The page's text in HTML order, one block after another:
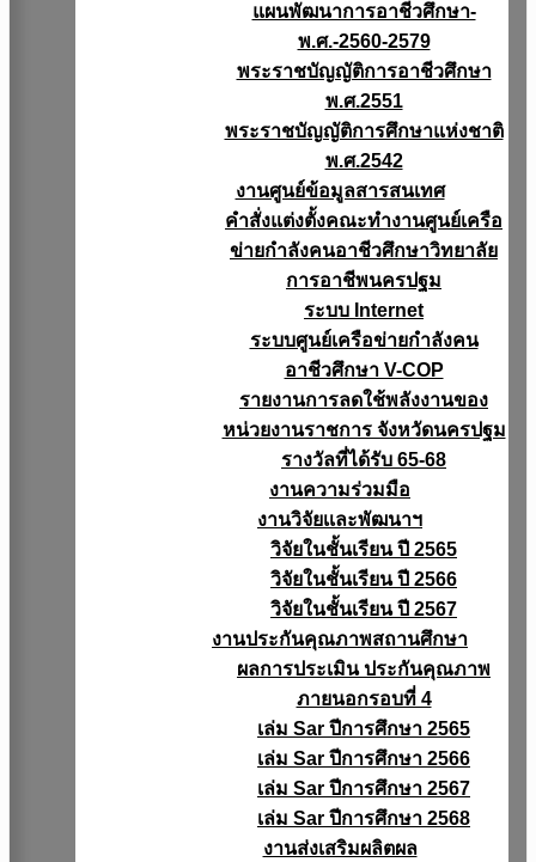
แผนพัฒนาการอาชีวศึกษา-
พ.ศ.-2560-2579
พระราชบัญญัติการอาชีวศึกษา
พ.ศ.2551
พระราชบัญญัติการศึกษาแห่งชาติ
พ.ศ.2542
งานศูนย์ข้อมูลสารสนเทศ
คำสั่งแต่งตั้งคณะทำงานศูนย์เครือ
ข่ายกำลังคนอาชีวศึกษาวิทยาลัย
การอาชีพนครปฐม
ระบบ Internet
ระบบศูนย์เครือข่ายกำลังคน
อาชีวศึกษา V-COP
รายงานการลดใช้พลังงานของ
หน่วยงานราชการ จังหวัดนครปฐม
รางวัลที่ได้รับ 65-68
งานความร่วมมือ
งานวิจัยเเละพัฒนาฯ
วิจัยในชั้นเรียน ปี 2565
วิจัยในชั้นเรียน ปี 2566
วิจัยในชั้นเรียน ปี 2567
งานประกันคุณภาพสถานศึกษา
ผลการประเมิน ประกันคุณภาพ
ภายนอกรอบที่ 4
เล่ม Sar ปีการศึกษา 2565
เล่ม Sar ปีการศึกษา 2566
เล่ม Sar ปีการศึกษา 2567
เล่ม Sar ปีการศึกษา 2568
งานส่งเสริมผลิตผล